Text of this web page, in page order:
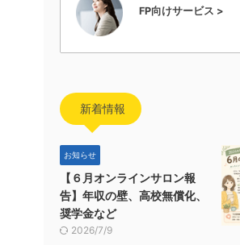
FP向けサービス >
新着情報
お知らせ
【６月オンラインサロン報
告】年収の壁、高校無償化、
奨学金など
2026/7/9